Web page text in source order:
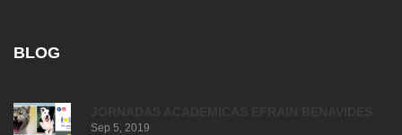
BLOG
Sep 5, 2019